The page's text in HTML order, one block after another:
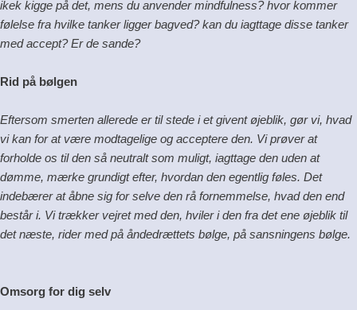
ikek kigge på det, mens du anvender mindfulness? hvor kommer
følelse fra hvilke tanker ligger bagved? kan du iagttage disse tanker
med accept? Er de sande?
Rid på bølgen
Eftersom smerten allerede er til stede i et givent øjeblik, gør vi, hvad
vi kan for at være modtagelige og acceptere den. Vi prøver at
forholde os til den så neutralt som muligt, iagttage den uden at
dømme, mærke grundigt efter, hvordan den egentlig føles. Det
indebærer at åbne sig for selve den rå fornemmelse, hvad den end
består i. Vi trækker vejret med den, hviler i den fra det ene øjeblik til
det næste, rider med på åndedrættets bølge, på sansningens bølge.
Omsorg for dig selv